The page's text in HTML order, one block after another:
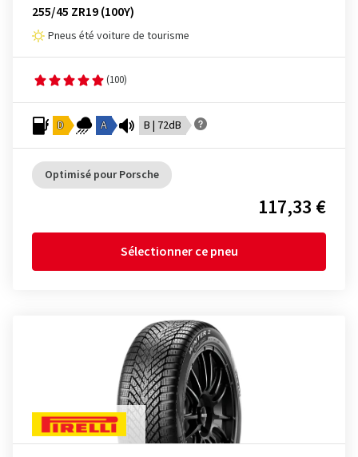
255/45 ZR19 (100Y)
Pneus été voiture de tourisme
(100)
D A B | 72dB
Optimisé pour Porsche
117,33 €
Sélectionner ce pneu